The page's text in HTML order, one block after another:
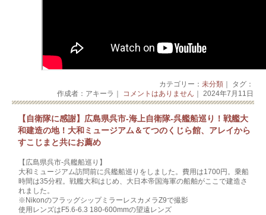
カテゴリー： 未分類｜ タグ：
作成者：アキーラ｜
コメントはありません ｜ 2024年7月11日
【自衛隊に感謝】広島県呉市‐海上自衛隊-呉艦船巡り！戦艦大
和建造の地！大和ミュージアム＆てつのくじら館、アレイから
すこじまと共にお薦め
【広島県呉市‐呉艦船巡り】
大和ミュージアム訪問前に呉艦船巡りをしました。費用は1700円。乗船
時間は35分程。戦艦大和はじめ、大日本帝国海軍の船舶がここで建造さ
れました。
※NikonのフラッグシップミラーレスカメラZ9で撮影
使用レンズはF5.6-6.3 180-600mmの望遠レンズ